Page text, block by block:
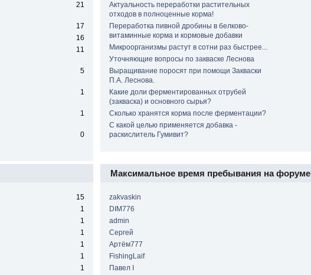
21
17
16
11
5
1
1
0
Актуальность переработки растительных
отходов в полноценные корма!
Переработка пивной дробины в белково-
витаминные корма и кормовые добавки
Микроорганизмы растут в сотни раз быстрее...
Уточняющие вопросы по закваске Леснова
Выращивание поросят при помощи Закваски
П.А. Леснова.
Какие доли ферментированных отрубей
(закваска) и основного сырья?
Сколько хранятся корма после ферментации?
С какой целью применяется добавка -
раскислитель Гумивит?
15
1
1
1
1
1
1
Максимальное время пребывания на форуме
zakvaskin
DIM776
admin
Сергей
Артём777
FishingLaif
Павел I